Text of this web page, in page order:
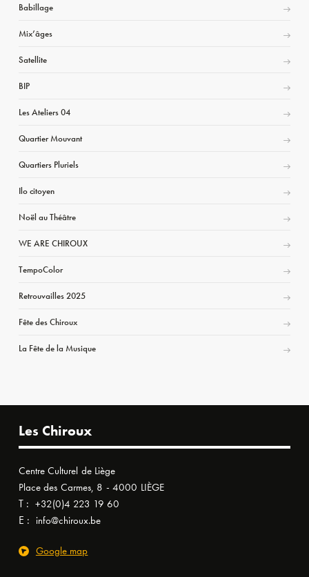
Babillage
Mix’âges
Satellite
BIP
Les Ateliers 04
Quartier Mouvant
Quartiers Pluriels
Ilo citoyen
Noël au Théâtre
WE ARE CHIROUX
TempoColor
Retrouvailles 2025
Fête des Chiroux
La Fête de la Musique
Les Chiroux
Centre Culturel de Liège
Place des Carmes, 8 - 4000 LIÈGE
T : +32(0)4 223 19 60
E : info@chiroux.be
Google map